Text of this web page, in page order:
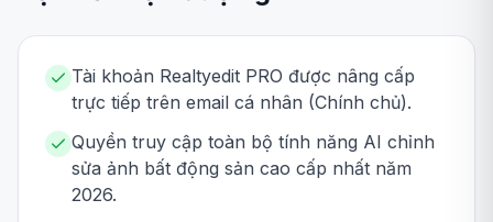
Tài khoản Realtyedit PRO được nâng cấp
trực tiếp trên email cá nhân (Chính chủ).
Quyền truy cập toàn bộ tính năng AI chỉnh
sửa ảnh bất động sản cao cấp nhất năm
2026.